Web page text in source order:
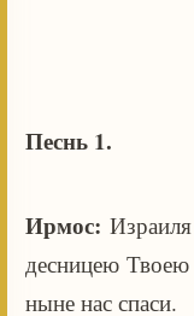
Песнь 1.
Ирмос:
десницею Твоею
ныне нас спаси.